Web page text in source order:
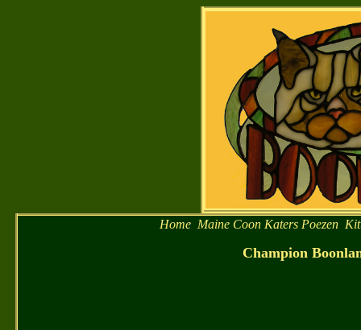
Home Maine Coon Katers Poezen
Champion